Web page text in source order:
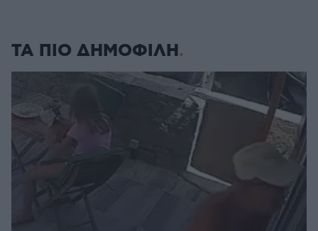
ΤΑ ΠΙΟ ΔΗΜΟΦΙΛΗ